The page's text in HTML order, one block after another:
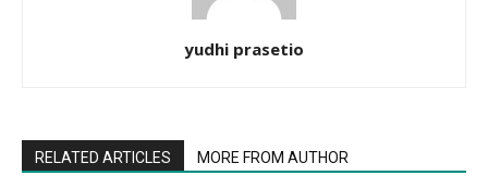
yudhi prasetio
RELATED ARTICLES MORE FROM AUTHOR